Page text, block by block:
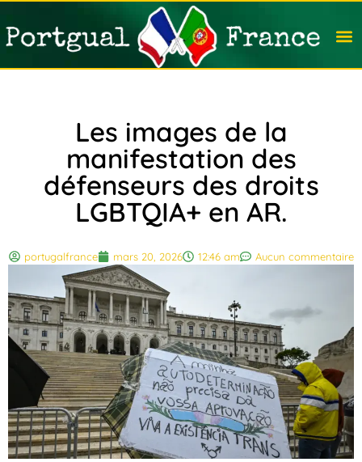
Les images de la
manifestation des
défenseurs des droits
LGBTQIA+ en AR.
portugalfrance mars 20, 2026 12:46 am Aucun commentaire